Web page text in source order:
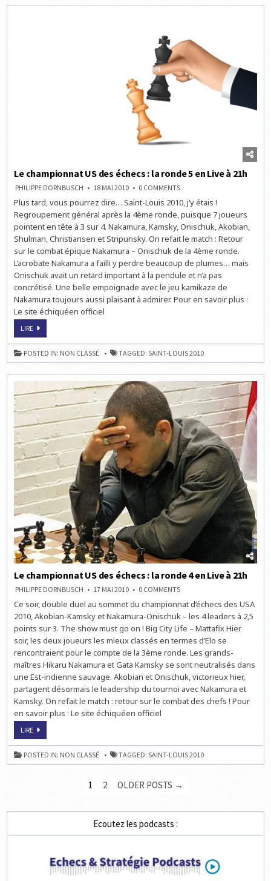
Le championnat US des échecs : la ronde 5 en Live à 21h
PHILIPPE DORNBUSCH 18 MAI 2010 0 COMMENTSON
CHAMPIONNAT
US
DES
ÉCHECS
:
LA
RONDE
5
EN
LIVE
À
21H
Plus tard, vous pourrez dire… Saint-Louis 2010, j’y étais !
Regroupement général après la 4ème ronde, puisque 7 joueurs
pointent en tête à 3 sur 4. Nakamura, Kamsky, Onischuk, Akobian,
Shulman, Christiansen et Stripunsky. On refait le match : Retour
sur le combat épique Nakamura – Onischuk de la 4ème ronde.
L’acrobate Nakamura a failli y perdre beaucoup de plumes… mais
Onischuk avait un retard important à la pendule et n’a pas
concrétisé. Une belle empoignade avec le jeu kamikaze de
Nakamura toujours aussi plaisant à admirer. Pour en savoir plus :
Le site échiquéen officiel
LIRELE
US
DES
ÉCHECS
:
5
EN
À
21H
POSTED IN: NON CLASSÉ TAGGED:SAINT-LOUIS 2010
Le championnat US des échecs : la ronde 4 en Live à 21h
PHILIPPE DORNBUSCH 17 MAI 2010 0 COMMENTSON
CHAMPIONNAT
DES
ÉCHECS
:
LA
4
LIVE
À
21H
Ce soir, double duel au sommet du championnat d’échecs des USA
2010, Akobian-Kamsky et Nakamura-Onischuk – les 4 leaders à 2,5
points sur 3. The show must go on ! Big City Life – Mattafix Hier
soir, les deux joueurs les mieux classés en termes d’Elo se
rencontraient pour le compte de la 3ème ronde. Les grands-
maîtres Hikaru Nakamura et Gata Kamsky se sont neutralisés dans
une Est-indienne sauvage. Akobian et Onischuk, victorieux hier,
partagent désormais le leadership du tournoi avec Nakamura et
Kamsky. On refait le match : retour sur le combat des chefs ! Pour
en savoir plus : Le site échiquéen officiel
LIRELE
US
DES
ÉCHECS
:
POSTED IN: NON CLASSÉ TAGGED:SAINT-LOUIS 2010
PAGINATION
PUBLICATIONS
1 2 OLDER POSTS →
Ecoutez les podcasts :